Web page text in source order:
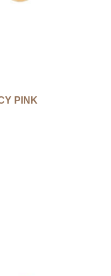
PINK